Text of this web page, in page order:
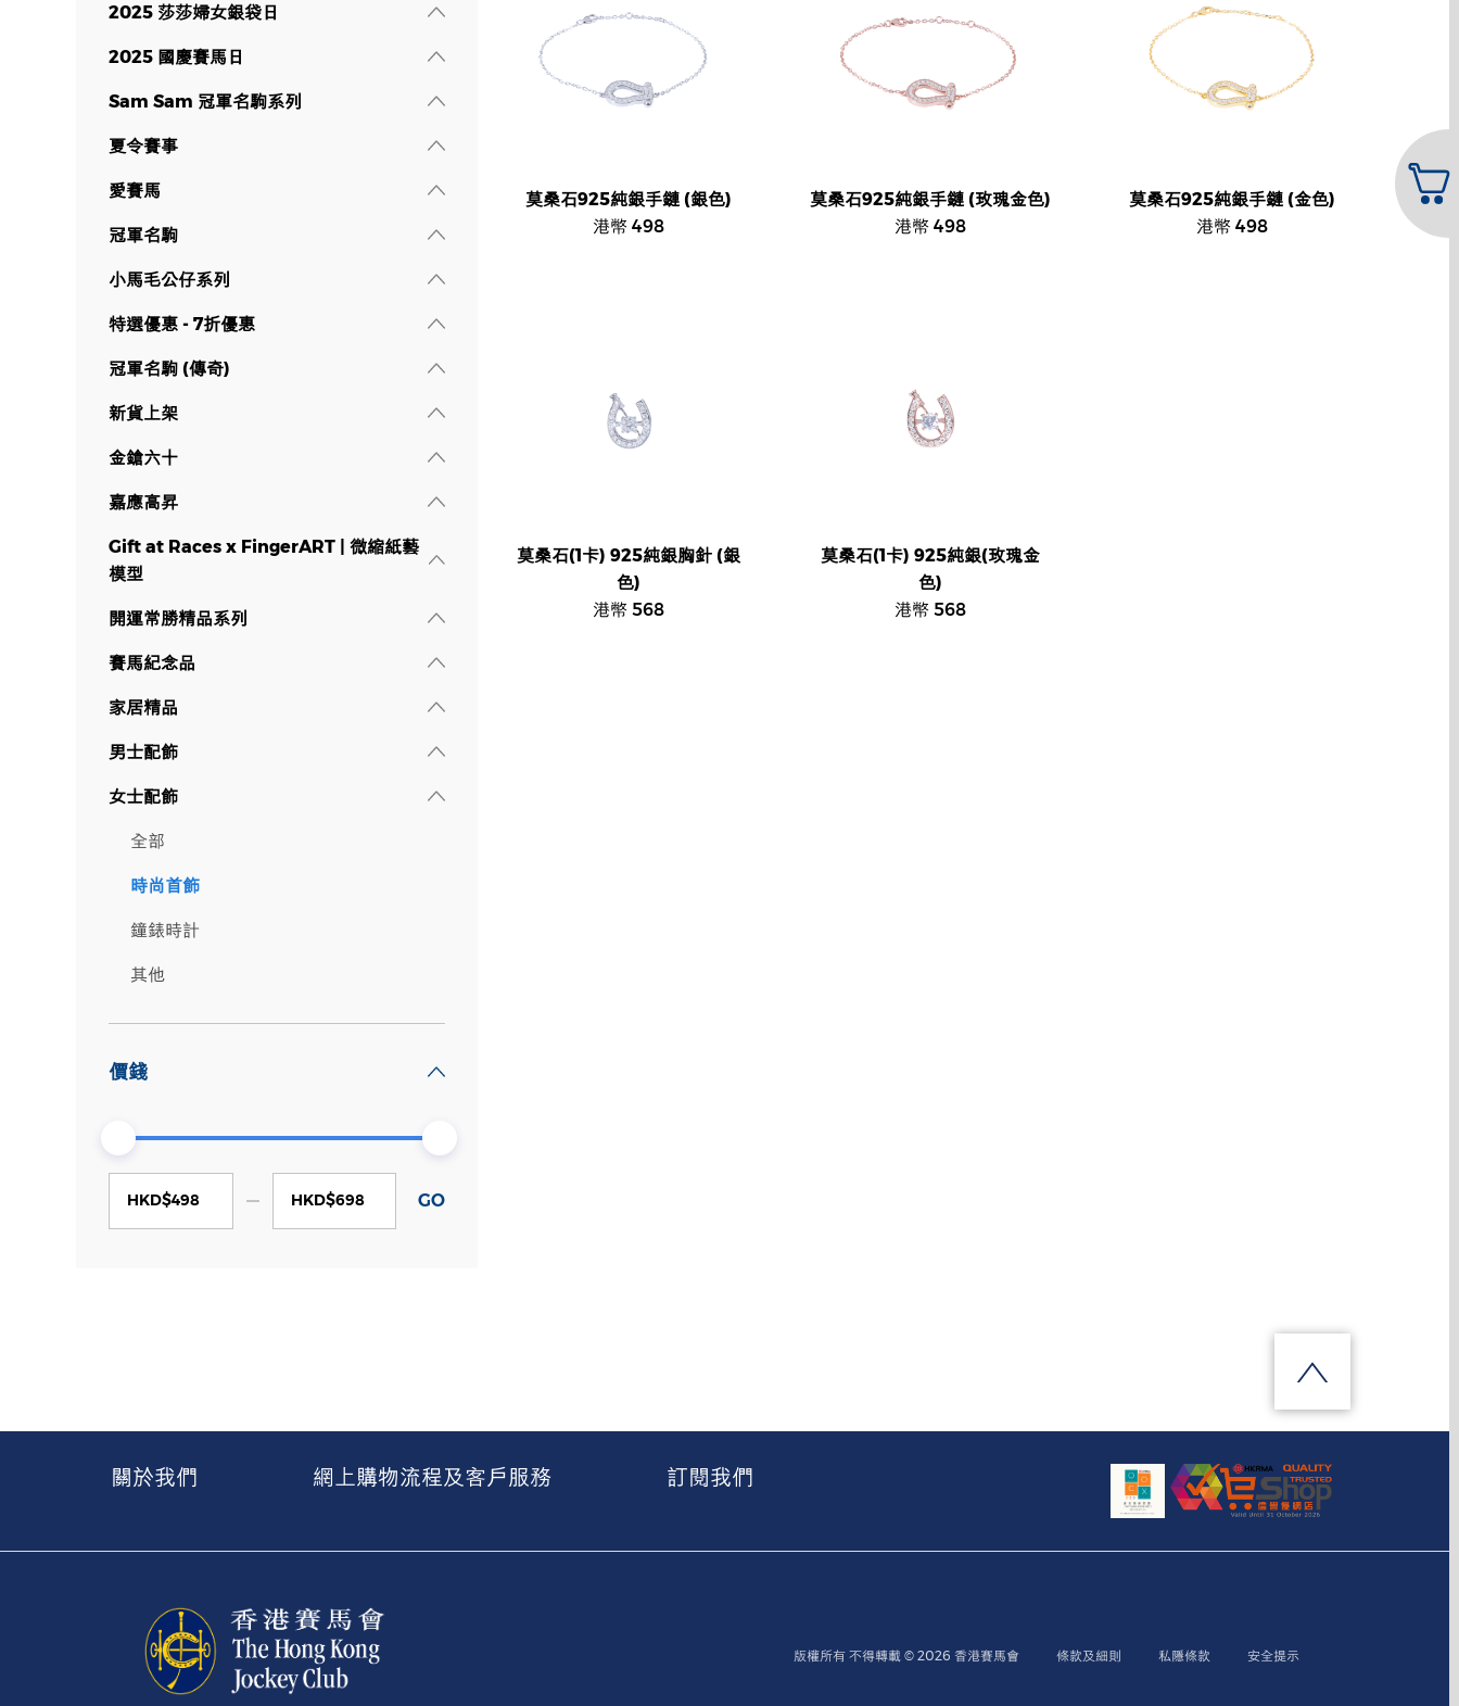
2025 莎莎婦女銀袋日
2025 國慶賽馬日
Sam Sam 冠軍名駒系列
夏令賽事
愛賽馬
冠軍名駒
小馬毛公仔系列
特選優惠 - 7折優惠
冠軍名駒 (傳奇)
新貨上架
金鎗六十
嘉應高昇
Gift at Races x FingerART | 微縮紙藝
模型
開運常勝精品系列
賽馬紀念品
家居精品
男士配飾
女士配飾
全部
時尚首飾
鐘錶時計
其他
價錢
HKD$ HKD$ GO
莫桑石925純銀手鏈 (銀色)
港幣 498
莫桑石925純銀手鏈 (玫瑰金色)
港幣 498
莫桑石925純銀手鏈 (金色)
港幣 498
莫桑石(1卡) 925純銀胸針 (銀
色)
港幣 568
莫桑石(1卡) 925純銀(玫瑰金
色)
港幣 568
關於我們 網上購物流程及客戶服務 訂閱我們
版權所有 不得轉載 © 2026 香港賽馬會 條款及細則 私隱條款 安全提示